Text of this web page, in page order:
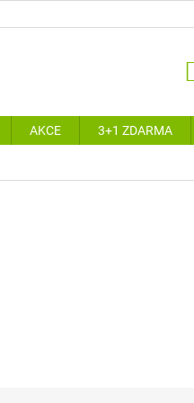
AKCE 3+1 ZDARMA